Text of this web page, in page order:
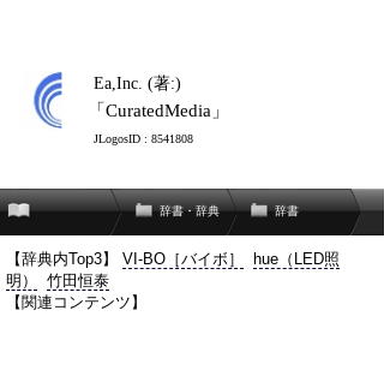
Ea,Inc. (著:)
「CuratedMedia」
JLogosID : 8541808
辞書・辞典 辞書
【辞典内Top3】 VI-BO［バイボ］
hue（LED照
明）
竹田恒泰
【関連コンテンツ】